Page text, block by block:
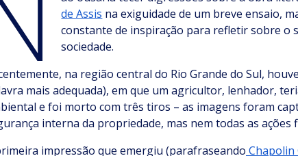
de Assis na exiguidade de um breve ensaio,
constante de inspiração para refletir sobre o
sociedade.
na região central do Rio Grande do Sul,
mais adequada), em que um agricultor, lenhador,
e foi morto com três tiros – as imagens foram
interna da propriedade, mas nem todas as ações
impressão que emergiu (parafraseando Chapolin